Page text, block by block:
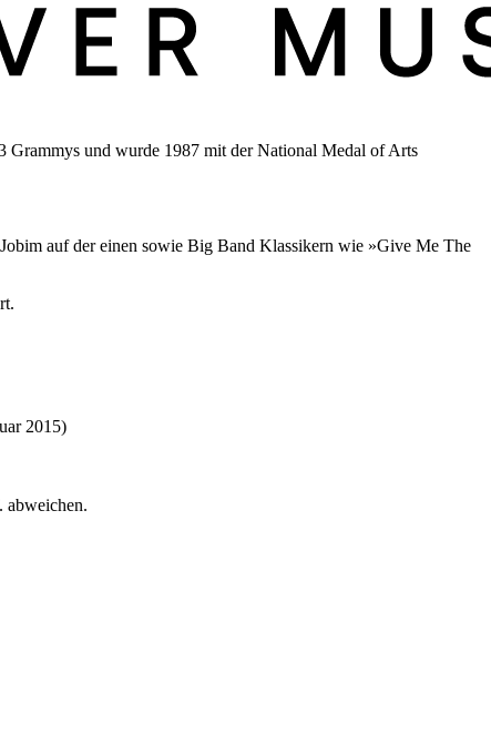
Grammys und wurde 1987 mit der National Medal of Arts
auf der einen sowie Big Band Klassikern wie »Give Me The
2015)
abweichen.